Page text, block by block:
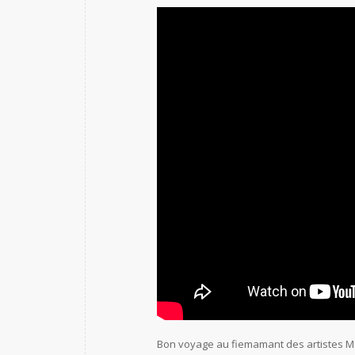
Bon voyage au fiemamant des artistes